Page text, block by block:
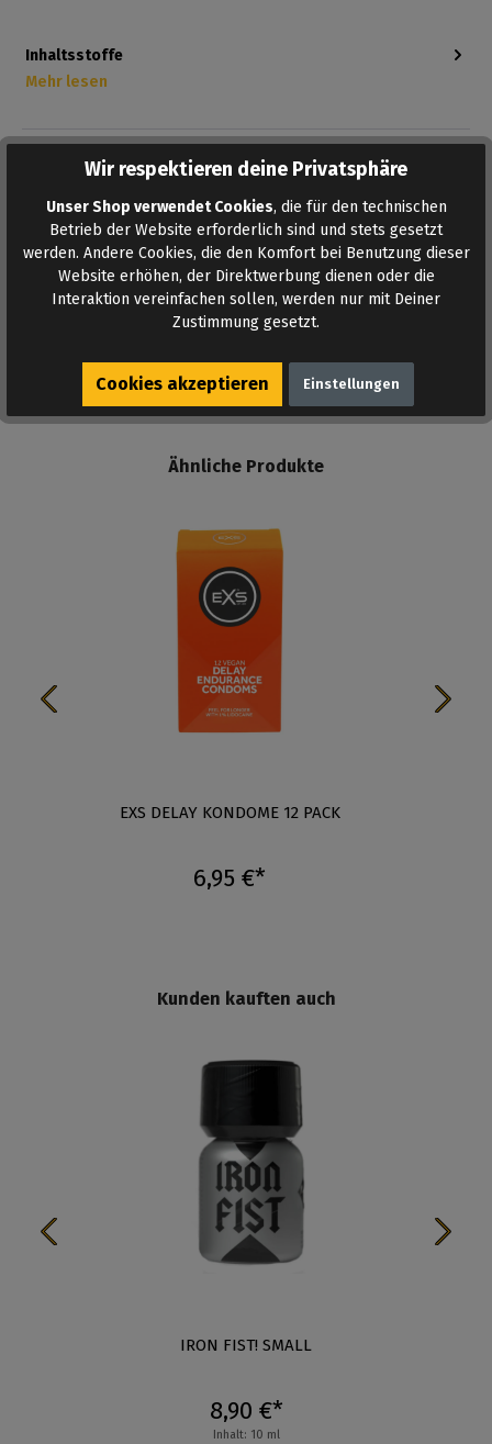
AUF DEN MERKZETTEL
Inhaltsstoffe
Mehr lesen
Bewertungen
Bewertungen lesen, schreiben und diskutieren...
Mehr lesen
Ähnliche Produkte
EXS DELAY KONDOME 12 PACK
6,95 €*
Kunden kauften auch
IRON FIST! SMALL
8,90 €*
Inhalt: 10 ml
Wir respektieren deine Privatsphäre
Unser Shop verwendet Cookies, die für den technischen
Betrieb der Website erforderlich sind und stets gesetzt
werden. Andere Cookies, die den Komfort bei Benutzung dieser
Website erhöhen, der Direktwerbung dienen oder die
Interaktion vereinfachen sollen, werden nur mit Deiner
Zustimmung gesetzt.
Cookies akzeptieren Einstellungen